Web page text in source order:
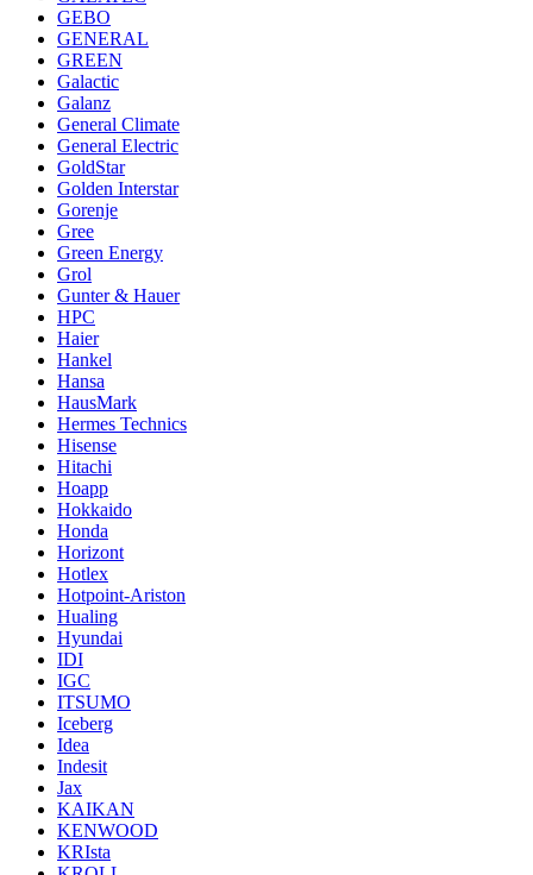
GEBO
GENERAL
GREEN
Galactic
Galanz
General Climate
General Electric
GoldStar
Golden Interstar
Gorenje
Gree
Green Energy
Grol
Gunter & Hauer
HPC
Haier
Hankel
Hansa
HausMark
Hermes Technics
Hisense
Hitachi
Hoapp
Hokkaido
Honda
Horizont
Hotlex
Hotpoint-Ariston
Hualing
Hyundai
IDI
IGC
ITSUMO
Iceberg
Idea
Indesit
Jax
KAIKAN
KENWOOD
KRIsta